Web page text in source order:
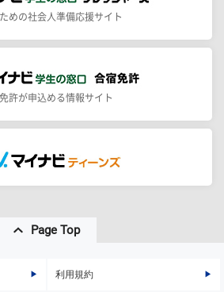
めの社会人準備応援サイト
許が申込める情報サイト
Page Top
利用規約